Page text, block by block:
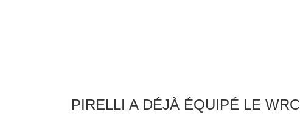
PIRELLI A DÉJÀ ÉQUIPÉ LE WRC